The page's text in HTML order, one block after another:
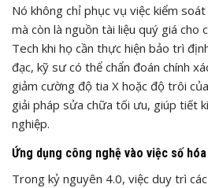
Nó không chỉ phục vụ việc kiểm
mà còn là nguồn tài liệu quý giá cho
Tech khi họ cần thực hiện bảo trì
đạc, kỹ sư có thể chẩn đoán chính
giảm cường độ tia X hoặc độ trôi
giải pháp sửa chữa tối ưu, giúp tiết
nghiệp.
Ứng dụng công nghệ vào việc số
Trong kỷ nguyên 4.0, việc duy trì